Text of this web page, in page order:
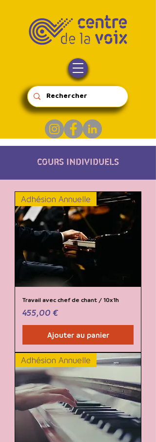
COURS INDIVIDUELS
Adhésion Annuelle
Travail avec chef de chant / 10x1h
Prix
455,00 €
Ajouter au panier
Adhésion Annuelle